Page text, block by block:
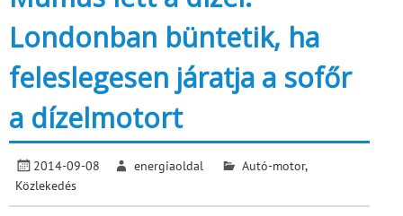
Londonban büntetik, ha
feleslegesen járatja a sofőr
a dízelmotort
2014-09-08 energiaoldal Autó-motor,
Közlekedés